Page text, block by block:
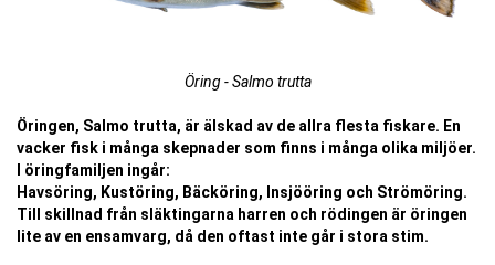
Öring - Salmo trutta
Öringen, Salmo trutta, är älskad av de allra flesta fiskare. En
vacker fisk i många skepnader som finns i många olika miljöer.
I öringfamiljen ingår:
Havsöring, Kustöring, Bäcköring, Insjööring och Strömöring.
Till skillnad från släktingarna harren och rödingen är öringen
lite av en ensamvarg, då den oftast inte går i stora stim.